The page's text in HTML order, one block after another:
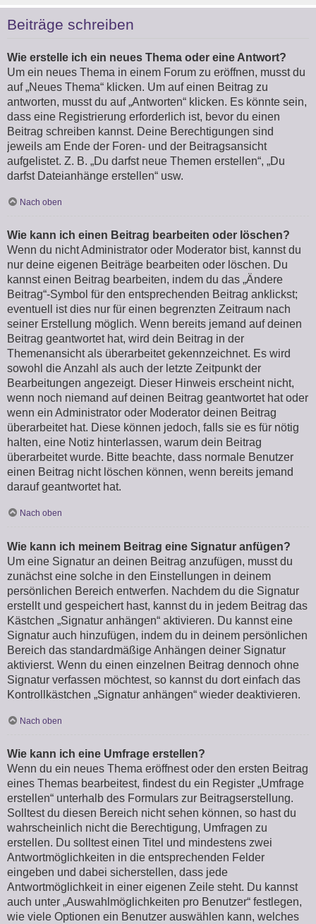
Beiträge schreiben
Wie erstelle ich ein neues Thema oder eine Antwort?
Um ein neues Thema in einem Forum zu eröffnen, musst du
auf „Neues Thema“ klicken. Um auf einen Beitrag zu
antworten, musst du auf „Antworten“ klicken. Es könnte sein,
dass eine Registrierung erforderlich ist, bevor du einen
Beitrag schreiben kannst. Deine Berechtigungen sind
jeweils am Ende der Foren- und der Beitragsansicht
aufgelistet. Z. B. „Du darfst neue Themen erstellen“, „Du
darfst Dateianhänge erstellen“ usw.
Nach oben
Wie kann ich einen Beitrag bearbeiten oder löschen?
Wenn du nicht Administrator oder Moderator bist, kannst du
nur deine eigenen Beiträge bearbeiten oder löschen. Du
kannst einen Beitrag bearbeiten, indem du das „Ändere
Beitrag“-Symbol für den entsprechenden Beitrag anklickst;
eventuell ist dies nur für einen begrenzten Zeitraum nach
seiner Erstellung möglich. Wenn bereits jemand auf deinen
Beitrag geantwortet hat, wird dein Beitrag in der
Themenansicht als überarbeitet gekennzeichnet. Es wird
sowohl die Anzahl als auch der letzte Zeitpunkt der
Bearbeitungen angezeigt. Dieser Hinweis erscheint nicht,
wenn noch niemand auf deinen Beitrag geantwortet hat oder
wenn ein Administrator oder Moderator deinen Beitrag
überarbeitet hat. Diese können jedoch, falls sie es für nötig
halten, eine Notiz hinterlassen, warum dein Beitrag
überarbeitet wurde. Bitte beachte, dass normale Benutzer
einen Beitrag nicht löschen können, wenn bereits jemand
darauf geantwortet hat.
Nach oben
Wie kann ich meinem Beitrag eine Signatur anfügen?
Um eine Signatur an deinen Beitrag anzufügen, musst du
zunächst eine solche in den Einstellungen in deinem
persönlichen Bereich entwerfen. Nachdem du die Signatur
erstellt und gespeichert hast, kannst du in jedem Beitrag das
Kästchen „Signatur anhängen“ aktivieren. Du kannst eine
Signatur auch hinzufügen, indem du in deinem persönlichen
Bereich das standardmäßige Anhängen deiner Signatur
aktivierst. Wenn du einen einzelnen Beitrag dennoch ohne
Signatur verfassen möchtest, so kannst du dort einfach das
Kontrollkästchen „Signatur anhängen“ wieder deaktivieren.
Nach oben
Wie kann ich eine Umfrage erstellen?
Wenn du ein neues Thema eröffnest oder den ersten Beitrag
eines Themas bearbeitest, findest du ein Register „Umfrage
erstellen“ unterhalb des Formulars zur Beitragserstellung.
Solltest du diesen Bereich nicht sehen können, so hast du
wahrscheinlich nicht die Berechtigung, Umfragen zu
erstellen. Du solltest einen Titel und mindestens zwei
Antwortmöglichkeiten in die entsprechenden Felder
eingeben und dabei sicherstellen, dass jede
Antwortmöglichkeit in einer eigenen Zeile steht. Du kannst
auch unter „Auswahlmöglichkeiten pro Benutzer“ festlegen,
wie viele Optionen ein Benutzer auswählen kann, welches